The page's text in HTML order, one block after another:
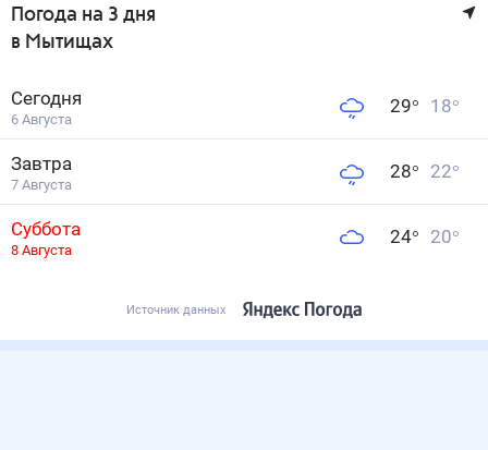
Погода на 3 дня
в Мытищах
Сегодня
6 Августа
29° 18°
Завтра
7 Августа
28° 22°
Суббота
8 Августа
24° 20°
Источник данных